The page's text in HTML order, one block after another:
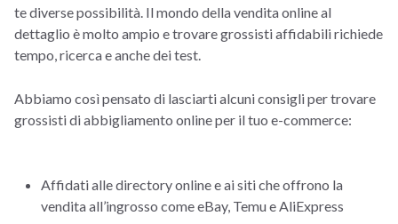
te diverse possibilità. Il mondo della vendita online al
dettaglio è molto ampio e trovare grossisti affidabili richiede
tempo, ricerca e anche dei test.
Abbiamo così pensato di lasciarti alcuni consigli per trovare
grossisti di abbigliamento online per il tuo e-commerce:
Affidati alle directory online e ai siti che offrono la
vendita all’ingrosso come eBay, Temu e AliExpress